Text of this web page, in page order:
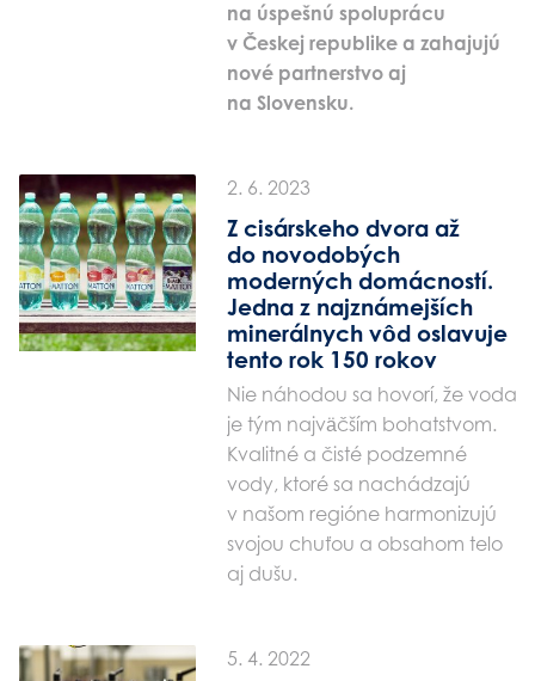
na úspešnú spoluprácu
v Českej republike a zahajujú
nové partnerstvo aj
na Slovensku.
2. 6. 2023
Z cisárskeho dvora až
do novodobých
moderných domácností.
Jedna z najznámejších
minerálnych vôd oslavuje
tento rok 150 rokov
Nie náhodou sa hovorí, že voda
je tým najväčším bohatstvom.
Kvalitné a čisté podzemné
vody, ktoré sa nachádzajú
v našom regióne harmonizujú
svojou chuťou a obsahom telo
aj dušu.
5. 4. 2022